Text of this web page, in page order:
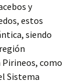
y
estos
siendo
Pirineos, como
Sistema